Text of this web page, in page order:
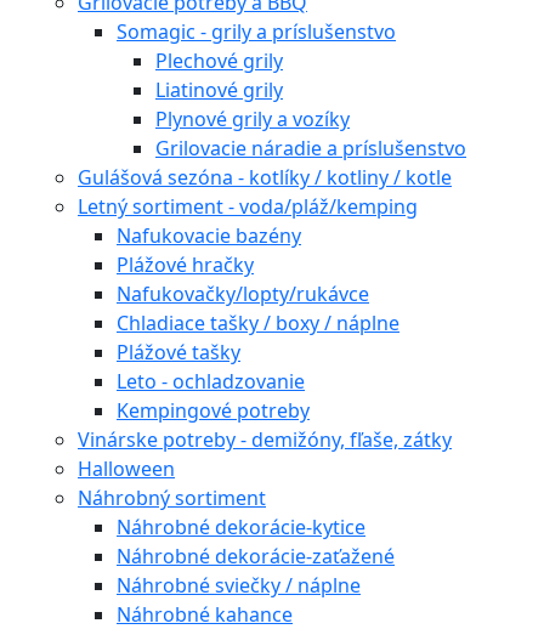
Somagic - grily a príslušenstvo
Plechové grily
Liatinové grily
Plynové grily a vozíky
Grilovacie náradie a príslušenstvo
Gulášová sezóna - kotlíky / kotliny / kotle
Letný sortiment - voda/pláž/kemping
Nafukovacie bazény
Plážové hračky
Nafukovačky/lopty/rukávce
Chladiace tašky / boxy / náplne
Plážové tašky
Leto - ochladzovanie
Kempingové potreby
Vinárske potreby - demižóny, fľaše, zátky
Halloween
Náhrobný sortiment
Náhrobné dekorácie-kytice
Náhrobné dekorácie-zaťažené
Náhrobné sviečky / náplne
Náhrobné kahance